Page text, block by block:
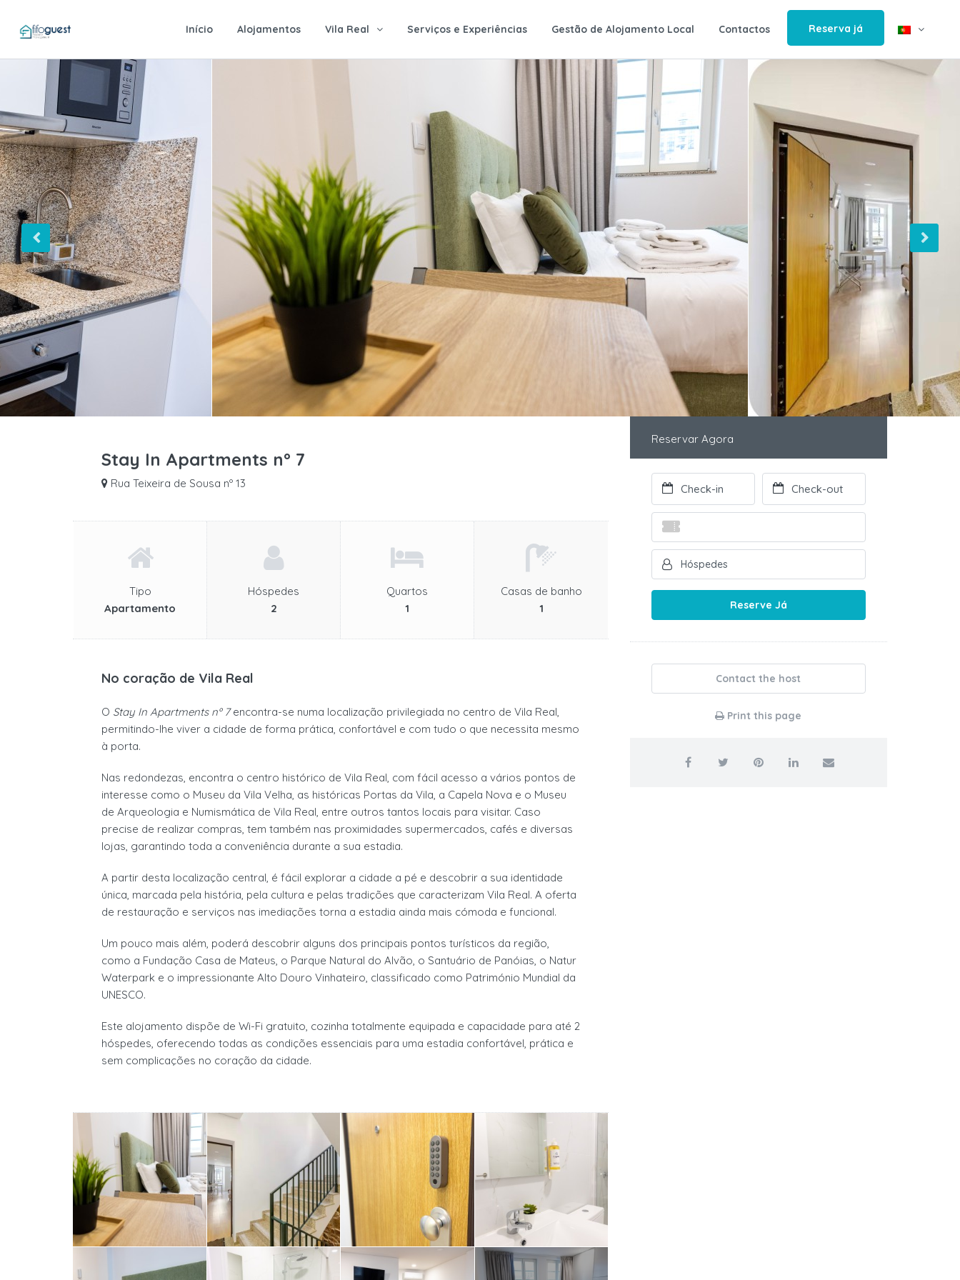
Início Alojamentos Vila Real Serviços e Experiências Gestão de Alojamento Local Contactos Reserva já
Stay In Apartments nº 7
Rua Teixeira de Sousa nº 13
Tipo
Apartamento
Hóspedes
2
Quartos
1
Casas de banho
1
No coração de Vila Real
O Stay In Apartments nº 7encontra-se numa localização privilegiada no centro de Vila Real,
permitindo-lhe viver a cidade de forma prática, confortável e com tudo o que necessita mesmo
à porta.
Nas redondezas, encontra o centro histórico de Vila Real, com fácil acesso a vários pontos de
interesse como o Museu da Vila Velha, as históricas Portas da Vila, a Capela Nova e o Museu
de Arqueologia e Numismática de Vila Real, entre outros tantos locais para visitar. Caso
precise de realizar compras, tem também nas proximidades supermercados, cafés e diversas
lojas, garantindo toda a conveniência durante a sua estadia.
A partir desta localização central, é fácil explorar a cidade a pé e descobrir a sua identidade
única, marcada pela história, pela cultura e pelas tradições que caracterizam Vila Real. A oferta
de restauração e serviços nas imediações torna a estadia ainda mais cómoda e funcional.
Um pouco mais além, poderá descobrir alguns dos principais pontos turísticos da região,
como a Fundação Casa de Mateus, o Parque Natural do Alvão, o Santuário de Panóias, o Natur
Waterpark e o impressionante Alto Douro Vinhateiro, classificado como Património Mundial da
UNESCO.
Este alojamento dispõe de Wi-Fi gratuito, cozinha totalmente equipada e capacidade para até 2
hóspedes, oferecendo todas as condições essenciais para uma estadia confortável, prática e
sem complicações no coração da cidade.
Reservar Agora
Reserve Já
Contact the host
Print this page